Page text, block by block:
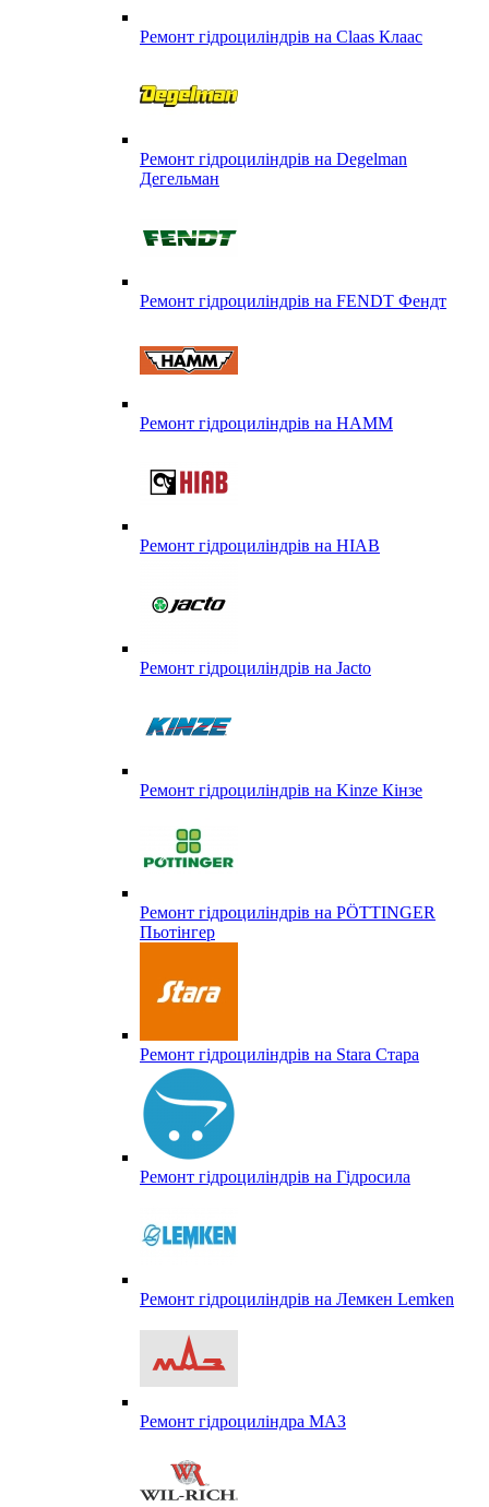
Ремонт гідроциліндрів на Claas Клаас
Ремонт гідроциліндрів на Degelman
Дегельман
Ремонт гідроциліндрів на FENDT Фендт
Ремонт гідроциліндрів на HAMM
Ремонт гідроциліндрів на HIAB
Ремонт гідроциліндрів на Jacto
Ремонт гідроциліндрів на Kinze Кінзе
Ремонт гідроциліндрів на PÖTTINGER
Пьотінгер
Ремонт гідроциліндрів на Stara Стара
Ремонт гідроциліндрів на Гідросила
Ремонт гідроциліндрів на Лемкен Lemken
Ремонт гідроциліндра МАЗ